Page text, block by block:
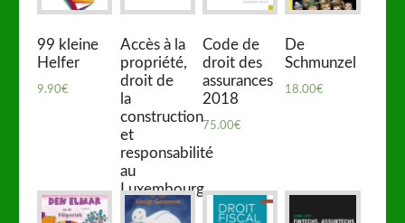
99 kleine
Helfer
9.90€
Accès à la
propriété,
droit de
la
construction
et
responsabilité
au
Luxembourg
93.00€
Code de
droit des
assurances
2018
75.00€
De
Schmunzel
18.00€